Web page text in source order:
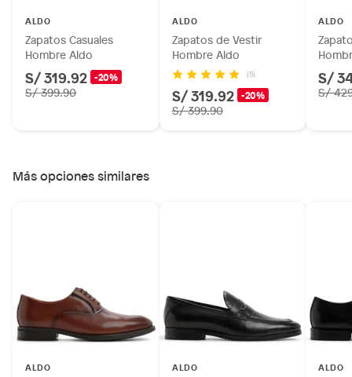
ALDO
Zapatos Casuales
Hombre Aldo
S/ 319.92 -20%
S/ 399.90
ALDO
Zapatos de Vestir
Hombre Aldo
(5)
S/ 319.92 -20%
S/ 399.90
ALDO
S/
S/
Más opciones similares
ALDO ALDO ALDO